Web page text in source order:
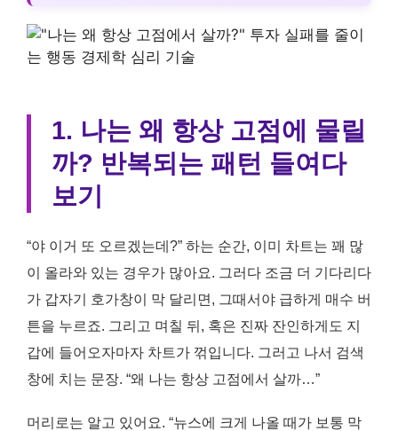
1. 나는 왜 항상 고점에 물릴
까? 반복되는 패턴 들여다
보기
“야 이거 또 오르겠는데?” 하는 순간, 이미 차트는 꽤 많
이 올라와 있는 경우가 많아요. 그러다 조금 더 기다리다
가 갑자기 호가창이 막 달리면, 그때서야 급하게 매수 버
튼을 누르죠. 그리고 며칠 뒤, 혹은 진짜 잔인하게도 지
갑에 들어오자마자 차트가 꺾입니다. 그러고 나서 검색
창에 치는 문장. “왜 나는 항상 고점에서 살까…”
머리로는 알고 있어요. “뉴스에 크게 나올 때가 보통 막